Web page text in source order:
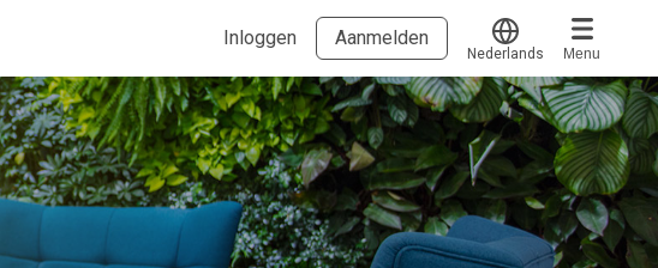
Voucher verzilveren
Account en hulp
Start met leren
klantenservice@hobp.nl
Meer
Blogs
Inloggen Aanmelden
Translate
Nederlands Menu